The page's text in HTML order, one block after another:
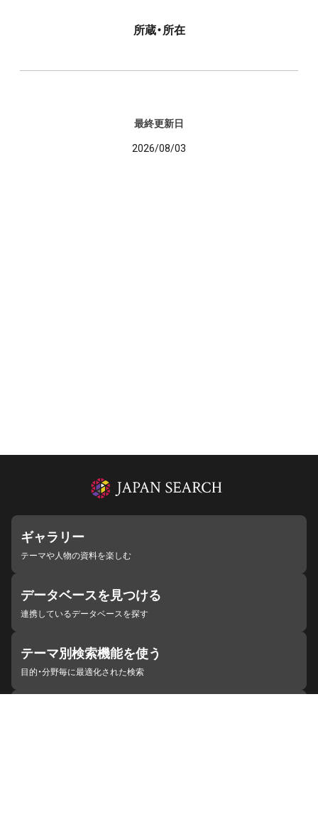
所蔵・所在
最終更新日
2026/08/03
ギャラリー
テーマや人物の資料を楽しむ
データベースを見つける
連携しているデータベースを探す
テーマ別検索機能を使う
目的・分野毎に最適化された検索